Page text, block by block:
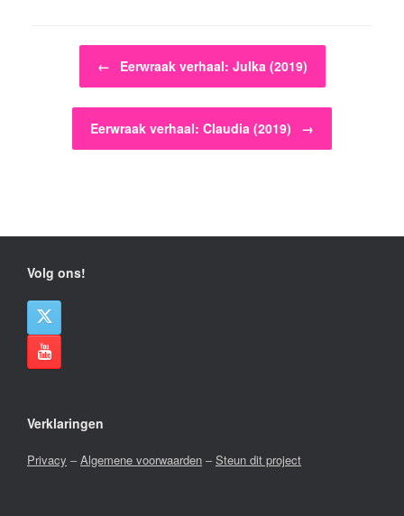
Bericht navigatie
← Eerwraak verhaal: Julka (2019)
Eerwraak verhaal: Claudia (2019) →
Volg ons!
Verklaringen
Privacy –Algemene voorwaarden –Steun dit project